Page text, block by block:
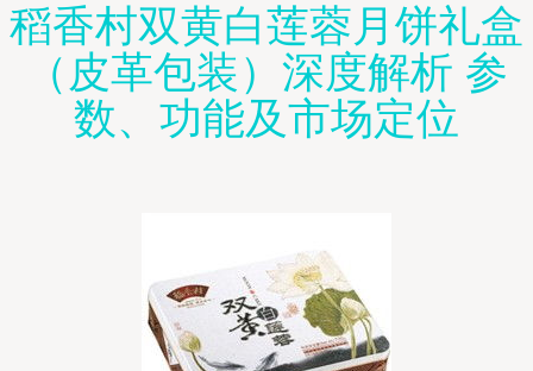
稻香村双黄白莲蓉月饼礼盒
（皮革包装）深度解析 参
数、功能及市场定位